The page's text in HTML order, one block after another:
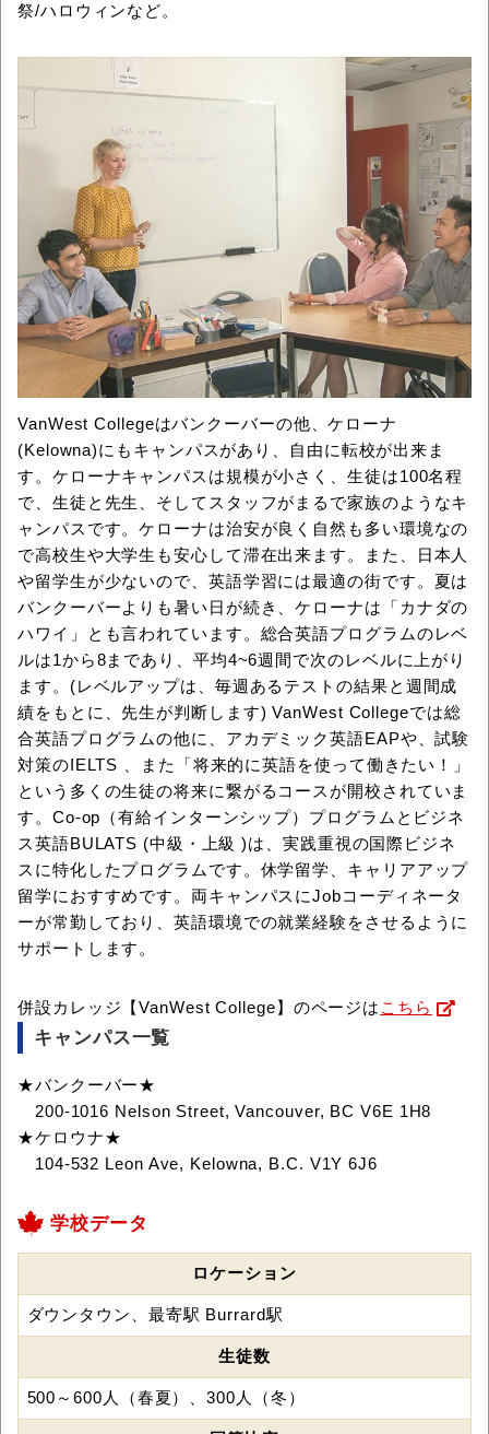
祭/ハロウィンなど。
VanWest Collegeはバンクーバーの他、ケローナ
(Kelowna)にもキャンパスがあり、自由に転校が出来ま
す。ケローナキャンパスは規模が小さく、生徒は100名程
で、生徒と先生、そしてスタッフがまるで家族のようなキ
ャンパスです。ケローナは治安が良く自然も多い環境なの
で高校生や大学生も安心して滞在出来ます。また、日本人
や留学生が少ないので、英語学習には最適の街です。夏は
バンクーバーよりも暑い日が続き、ケローナは「カナダの
ハワイ」とも言われています。総合英語プログラムのレベ
ルは1から8まであり、平均4~6週間で次のレベルに上がり
ます。(レベルアップは、毎週あるテストの結果と週間成
績をもとに、先生が判断します) VanWest Collegeでは総
合英語プログラムの他に、アカデミック英語EAPや、試験
対策のIELTS 、また「将来的に英語を使って働きたい！」
という多くの生徒の将来に繋がるコースが開校されていま
す。Co-op（有給インターンシップ）プログラムとビジネ
ス英語BULATS (中級・上級 )は、実践重視の国際ビジネ
スに特化したプログラムです。休学留学、キャリアアップ
留学におすすめです。両キャンパスにJobコーディネータ
ーが常勤しており、英語環境での就業経験をさせるように
サポートします。
併設カレッジ【VanWest College】のページは こちら
キャンパス一覧
★バンクーバー★
200-1016 Nelson Street, Vancouver, BC V6E 1H8
★ケロウナ★
104-532 Leon Ave, Kelowna, B.C. V1Y 6J6
学校データ
ロケーション
ダウンタウン、最寄駅 Burrard駅
生徒数
500～600人（春夏）、300人（冬）